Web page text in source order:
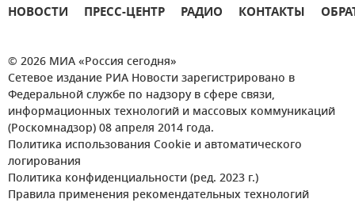
НОВОСТИ ПРЕСС-ЦЕНТР РАДИО КОНТАКТЫ
© 2026 МИА «Россия сегодня»
Сетевое издание РИА Новости зарегистрировано в
Федеральной службе по надзору в сфере связи,
информационных технологий и массовых коммуникаций
(Роскомнадзор) 08 апреля 2014 года.
Политика использования Cookie и автоматического
логирования
Политика конфиденциальности (ред. 2023 г.)
Правила применения рекомендательных технологий